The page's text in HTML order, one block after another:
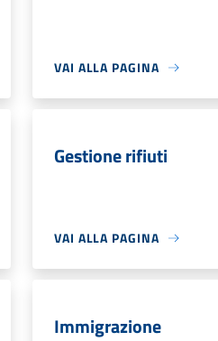
VAI ALLA PAGINA
Gestione rifiuti
VAI ALLA PAGINA
Immigrazione